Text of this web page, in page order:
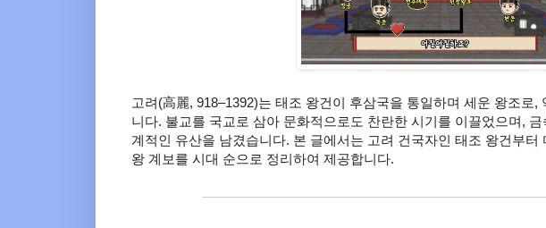
고려(高麗, 918–1392)는 태조 왕건이 후삼국을 통일하며 세운 왕조로,
니다. 불교를 국교로 삼아 문화적으로도 찬란한 시기를 이끌었으며,
계적인 유산을 남겼습니다. 본 글에서는 고려 건국자인 태조 왕건부터
왕 계보를 시대 순으로 정리하여 제공합니다.